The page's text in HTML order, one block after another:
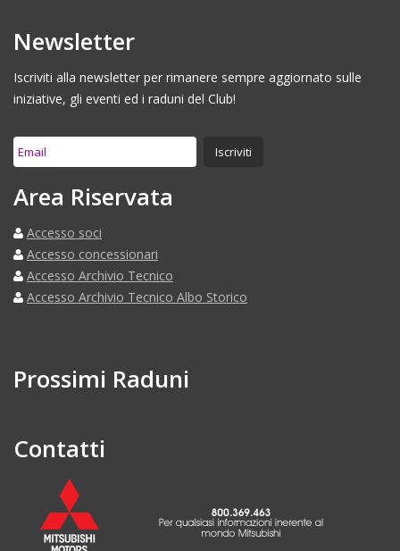
Newsletter
Iscriviti alla newsletter per rimanere sempre aggiornato sulle
iniziative, gli eventi ed i raduni del Club!
Area Riservata
Accesso soci
Accesso concessionari
Accesso Archivio Tecnico
Accesso Archivio Tecnico Albo Storico
Prossimi Raduni
Contatti